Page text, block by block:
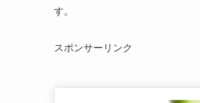
す。
スポンサーリンク